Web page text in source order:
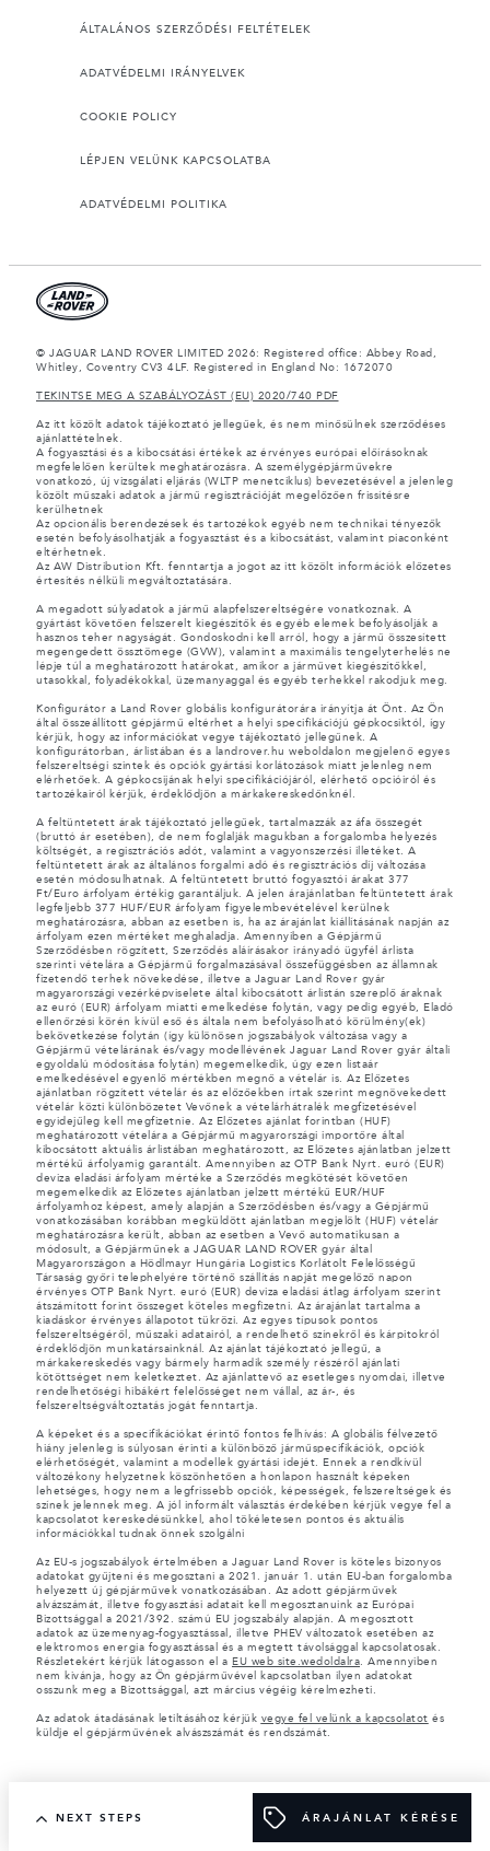
ÁLTALÁNOS SZERZŐDÉSI FELTÉTELEK
ADATVÉDELMI IRÁNYELVEK
COOKIE POLICY
LÉPJEN VELÜNK KAPCSOLATBA
ADATVÉDELMI POLITIKA
© JAGUAR LAND ROVER LIMITED 2026: Registered office: Abbey Road,
Whitley, Coventry CV3 4LF. Registered in England No: 1672070
TEKINTSE MEG A SZABÁLYOZÁST (EU) 2020/740 PDF
Az itt közölt adatok tájékoztató jellegűek, és nem minősülnek szerződéses
ajánlattételnek.
A fogyasztási és a kibocsátási értékek az érvényes európai előírásoknak
megfelelően kerültek meghatározásra. A személygépjárművekre
vonatkozó, új vizsgálati eljárás (WLTP menetciklus) bevezetésével a jelenleg
közölt műszaki adatok a jármű regisztrációját megelőzően frissítésre
kerülhetnek
Az opcionális berendezések és tartozékok egyéb nem technikai tényezők
esetén befolyásolhatják a fogyasztást és a kibocsátást, valamint piaconként
eltérhetnek.
Az AW Distribution Kft. fenntartja a jogot az itt közölt információk előzetes
értesítés nélküli megváltoztatására.
A megadott súlyadatok a jármű alapfelszereltségére vonatkoznak. A
gyártást követően felszerelt kiegészítők és egyéb elemek befolyásolják a
hasznos teher nagyságát. Gondoskodni kell arról, hogy a jármű összesített
megengedett össztömege (GVW), valamint a maximális tengelyterhelés ne
lépje túl a meghatározott határokat, amikor a járművet kiegészítőkkel,
utasokkal, folyadékokkal, üzemanyaggal és egyéb terhekkel rakodjuk meg.
Konfigurátor a Land Rover globális konfigurátorára irányítja át Önt. Az Ön
által összeállított gépjármű eltérhet a helyi specifikációjú gépkocsiktól, így
kérjük, hogy az információkat vegye tájékoztató jellegűnek. A
konfigurátorban, árlistában és a landrover.hu weboldalon megjelenő egyes
felszereltségi szintek és opciók gyártási korlátozások miatt jelenleg nem
elérhetőek. A gépkocsijának helyi specifikációjáról, elérhető opcióiról és
tartozékairól kérjük, érdeklődjön a márkakereskedőnknél.
A feltüntetett árak tájékoztató jellegűek, tartalmazzák az áfa összegét
(bruttó ár esetében), de nem foglalják magukban a forgalomba helyezés
költségét, a regisztrációs adót, valamint a vagyonszerzési illetéket. A
feltüntetett árak az általános forgalmi adó és regisztrációs díj változása
esetén módosulhatnak. A feltüntetett bruttó fogyasztói árakat 377
Ft/Euro árfolyam értékig garantáljuk. A jelen árajánlatban feltüntetett árak
legfeljebb 377 HUF/EUR árfolyam figyelembevételével kerülnek
meghatározásra, abban az esetben is, ha az árajánlat kiállításának napján az
árfolyam ezen mértéket meghaladja. Amennyiben a Gépjármű
Szerződésben rögzített, Szerződés aláírásakor irányadó ügyfél árlista
szerinti vételára a Gépjármű forgalmazásával összefüggésben az államnak
fizetendő terhek növekedése, illetve a Jaguar Land Rover gyár
magyarországi vezérképviselete által kibocsátott árlistán szereplő áraknak
az euró (EUR) árfolyam miatti emelkedése folytán, vagy pedig egyéb, Eladó
ellenőrzési körén kívül eső és általa nem befolyásolható körülmény(ek)
bekövetkezése folytán (így különösen jogszabályok változása vagy a
Gépjármű vételárának és/vagy modellévének Jaguar Land Rover gyár általi
egyoldalú módosítása folytán) megemelkedik, úgy ezen listaár
emelkedésével egyenlő mértékben megnő a vételár is. Az Előzetes
ajánlatban rögzített vételár és az előzőekben írtak szerint megnövekedett
vételár közti különbözetet Vevőnek a vételárhátralék megfizetésével
egyidejűleg kell megfizetnie. Az Előzetes ajánlat forintban (HUF)
meghatározott vételára a Gépjármű magyarországi importőre által
kibocsátott aktuális árlistában meghatározott, az Előzetes ajánlatban jelzett
mértékű árfolyamig garantált. Amennyiben az OTP Bank Nyrt. euró (EUR)
deviza eladási árfolyam mértéke a Szerződés megkötését követően
megemelkedik az Előzetes ajánlatban jelzett mértékű EUR/HUF
árfolyamhoz képest, amely alapján a Szerződésben és/vagy a Gépjármű
vonatkozásában korábban megküldött ajánlatban megjelölt (HUF) vételár
meghatározásra került, abban az esetben a Vevő automatikusan a
módosult, a Gépjárműnek a JAGUAR LAND ROVER gyár által
Magyarországon a Hödlmayr Hungária Logistics Korlátolt Felelősségű
Társaság győri telephelyére történő szállítás napját megelőző napon
érvényes OTP Bank Nyrt. euró (EUR) deviza eladási átlag árfolyam szerint
átszámított forint összeget köteles megfizetni. Az árajánlat tartalma a
kiadáskor érvényes állapotot tükrözi. Az egyes típusok pontos
felszereltségéről, műszaki adatairól, a rendelhető színekről és kárpitokról
érdeklődjön munkatársainknál. Az ajánlat tájékoztató jellegű, a
márkakereskedés vagy bármely harmadik személy részéről ajánlati
kötöttséget nem keletkeztet. Az ajánlattevő az esetleges nyomdai, illetve
rendelhetőségi hibákért felelősséget nem vállal, az ár-, és
felszereltségváltoztatás jogát fenntartja.
A képeket és a specifikációkat érintő fontos felhívás: A globális félvezető
hiány jelenleg is súlyosan érinti a különböző járműspecifikációk, opciók
elérhetőségét, valamint a modellek gyártási idejét. Ennek a rendkívül
változékony helyzetnek köszönhetően a honlapon használt képeken
lehetséges, hogy nem a legfrissebb opciók, képességek, felszereltségek és
színek jelennek meg. A jól informált választás érdekében kérjük vegye fel a
kapcsolatot kereskedésünkkel, ahol tökéletesen pontos és aktuális
információkkal tudnak önnek szolgálni
Az EU-s jogszabályok értelmében a Jaguar Land Rover is köteles bizonyos
adatokat gyűjteni és megosztani a 2021. január 1. után EU-ban forgalomba
helyezett új gépjárművek vonatkozásában. Az adott gépjárművek
alvázszámát, illetve fogyasztási adatait kell megosztanuink az Európai
Bizottsággal a 2021/392. számú EU jogszabály alapján. A megosztott
adatok az üzemenyag-fogyasztással, illetve PHEV változatok esetében az
elektromos energia fogyasztással és a megtett távolsággal kapcsolatosak.
Részletekért kérjük látogasson el a EU web site.wedoldalra . Amennyiben
nem kivánja, hogy az Ön gépjárművével kapcsolatban ilyen adatokat
osszunk meg a Bizottsággal, azt március végéig kérelmezheti.
Az adatok átadásának letiltásához kérjük vegye fel velünk a kapcsolatot és
küldje el gépjárművének alvászszámát és rendszámát.
NEXT STEPS ÁRAJÁNLAT KÉRÉSE